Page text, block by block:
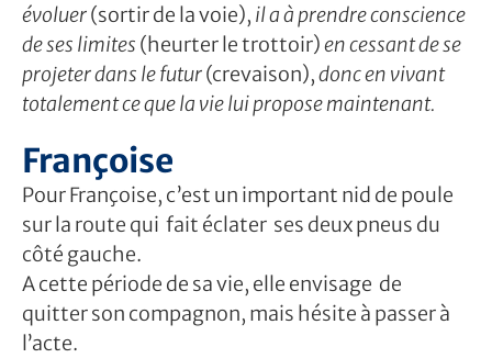
évoluer(sortir de la voie), il a à prendre conscience
de ses limites (heurter le trottoir)en cessant de se
projeter dans le futur(crevaison),donc en vivant
totalement ce que la vie lui propose maintenant.
Françoise
Pour Françoise, c’est un important nid de poule
sur la route qui fait éclater ses deux pneus du
côté gauche.
A cette période de sa vie, elle envisage de
quitter son compagnon, mais hésite à passer à
l’acte.